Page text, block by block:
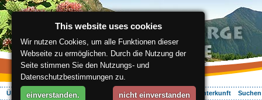
Über die Region Aktiv Erleben Entspannung Ihr Urlaub Unterkunft
This website uses cookies
Wir nutzen Cookies, um alle Funktionen dieser
Webseite zu ermöglichen. Durch die Nutzung der
Seite stimmen Sie den Nutzungs- und
Datenschutzbestimmungen zu.
einverstanden. nicht einverstanden